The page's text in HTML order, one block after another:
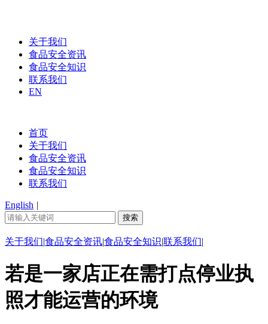
关于我们
食品安全资讯
食品安全知识
联系我们
EN
首页
关于我们
食品安全资讯
食品安全知识
联系我们
English |
关于我们|食品安全资讯|食品安全知识|联系我们|
若是一家店正在需打点停业执
照才能运营的环境